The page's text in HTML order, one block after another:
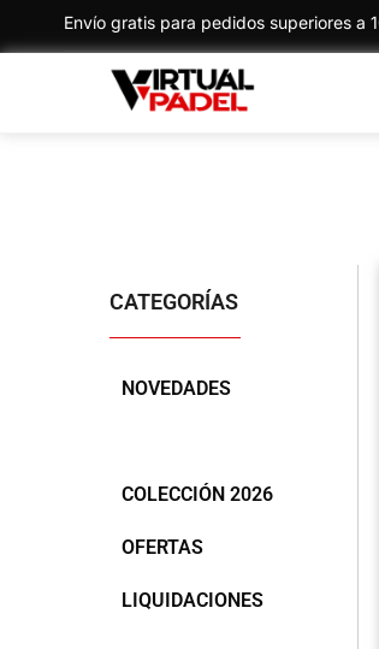
Envío gratis para pedidos superiores a
CATEGORÍAS
NOVEDADES
COLECCIÓN 2026
OFERTAS
LIQUIDACIONES